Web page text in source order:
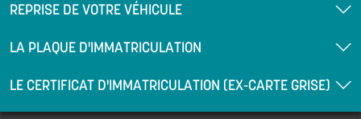
REPRISE DE VOTRE VÉHICULE
LA PLAQUE D'IMMATRICULATION
LE CERTIFICAT D'IMMATRICULATION (EX-CARTE GRISE)